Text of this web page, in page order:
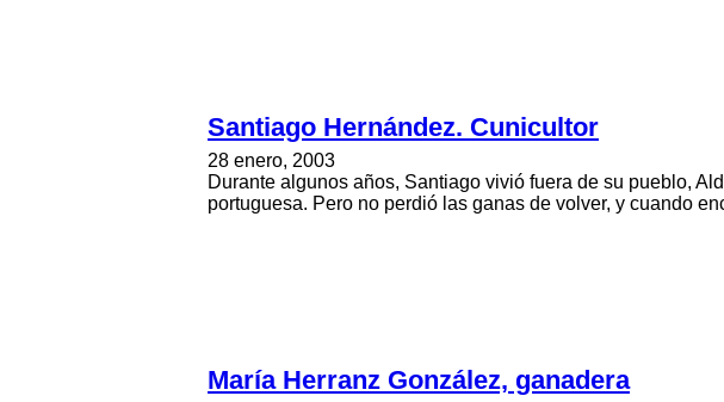
Santiago Hernández. Cunicultor
28 enero, 2003
Durante algunos años, Santiago vivió fuera de su pueblo,
portuguesa. Pero no perdió las ganas de volver, y cuando
María Herranz González, ganadera